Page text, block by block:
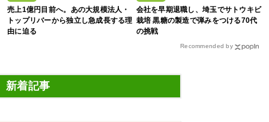
売上1億円目前へ。あの大規模法人・
トップリバーから独立し急成長する理
由に迫る
会社を早期退職し、埼玉でサトウキビ
栽培 黒糖の製造で弾みをつける70代
の挑戦
Recommended by
新着記事